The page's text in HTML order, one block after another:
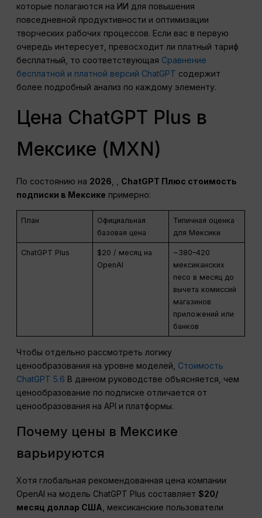
которые полагаются на ИИ для повышения
повседневной продуктивности и оптимизации
творческих рабочих процессов. Если вас в первую
очередь интересует, превосходит ли платный тариф
бесплатный, то соответствующая Сравнение
бесплатной и платной версий ChatGPT содержит
более подробный анализ по каждому элементу.
Цена ChatGPT Plus в
Мексике (MXN)
По состоянию на 2026 ChatGPT Плюс стоимость
подписки в Мексике примерно:
План
Официальная
базовая цена
Типичная оценка
для Мексики
ChatGPT Plus
$20 / месяц на
OpenAI
~380–420
мексиканских
песо в месяц до
вычета комиссий
магазинов
приложений или
банков
Чтобы отдельно рассмотреть логику
ценообразования на уровне моделей, Стоимость
ChatGPT 5.6 В данном руководстве объясняется, чем
ценообразование по подписке отличается от
ценообразования на API и платформы.
Почему цены в Мексике
варьируются
Хотя глобальная рекомендованная цена компании
OpenAI на модель ChatGPT Plus составляет$20/
месяц доллар США , мексиканские пользователи